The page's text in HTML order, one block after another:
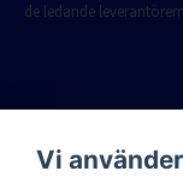
de ledande
Vi